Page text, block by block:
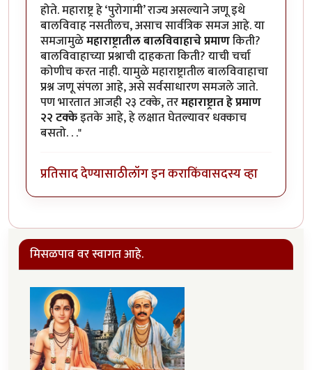
होते. महाराष्ट्र हे ‘पुरोगामी’ राज्य असल्याने जणू इथे
बालविवाह नसतीलच, असाच सार्वत्रिक समज आहे. या
समजामुळेमहाराष्ट्रातील बालविवाहाचे प्रमाणकिती?
बालविवाहाच्या प्रश्नाची दाहकता किती? याची चर्चा
कोणीच करत नाही. यामुळे महाराष्ट्रातील बालविवाहाचा
प्रश्न जणू संपला आहे, असे सर्वसाधारण समजले जाते.
पण भारतात आजही २३ टक्के, तरमहाराष्ट्रात हे प्रमाण
२२ टक्केइतके आहे, हे लक्षात घेतल्यावर धक्काच
बसतो. . ."
प्रतिसाद देण्यासाठीलॉग इन कराकिंवासदस्य व्हा
मिसळपाव वर स्वागत आहे.